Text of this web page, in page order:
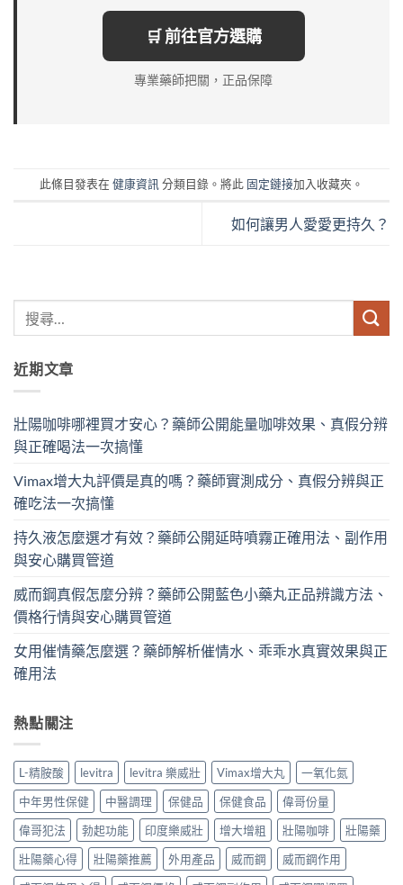
🛒 前往官方選購
專業藥師把關，正品保障
此條目發表在 健康資訊 分類目錄。將此 固定鏈接加入收藏夾。
如何讓男人愛愛更持久？
近期文章
壯陽咖啡哪裡買才安心？藥師公開能量咖啡效果、真假分辨
與正確喝法一次搞懂
Vimax增大丸評價是真的嗎？藥師實測成分、真假分辨與正
確吃法一次搞懂
持久液怎麼選才有效？藥師公開延時噴霧正確用法、副作用
與安心購買管道
威而鋼真假怎麼分辨？藥師公開藍色小藥丸正品辨識方法、
價格行情與安心購買管道
女用催情藥怎麼選？藥師解析催情水、乖乖水真實效果與正
確用法
熱點關注
L-精胺酸 levitra levitra 樂威壯 Vimax增大丸
一氧化氮
中年男性保健
中醫調理 保健品 保健食品
偉哥份量
偉哥犯法
勃起功能 印度樂威壯 增大增粗 壯陽咖啡
壯陽藥
壯陽藥心得
壯陽藥推薦 外用產品 威而鋼
威而鋼作用